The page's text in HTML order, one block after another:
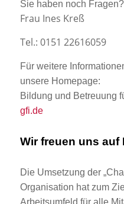
Sie haben noch
Frau Ines Kreß
Tel.: 0151 22616059
Für weitere
unsere Homepage:
Bildung und Betreuung
gfi.de
Wir freuen uns auf
Die Umsetzung der
Organisation hat zum
Arbeitsumfeld für alle